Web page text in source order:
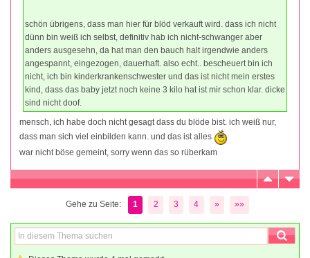
schön übrigens, dass man hier für blöd verkauft wird. dass ich nicht
dünn bin weiß ich selbst, definitiv hab ich nicht-schwanger aber
anders ausgesehn, da hat man den bauch halt irgendwie anders
angespannt, eingezogen, dauerhaft. also echt.. bescheuert bin ich
nicht, ich bin kinderkrankenschwester und das ist nicht mein erstes
kind, dass das baby jetzt noch keine 3 kilo hat ist mir schon klar. dicke
sind nicht doof.
mensch, ich habe doch nicht gesagt dass du blöde bist. ich weiß nur,
dass man sich viel einbilden kann. und das ist alles
war nicht böse gemeint, sorry wenn das so rüberkam
Gehe zu Seite: 1 2 3 4 » »»